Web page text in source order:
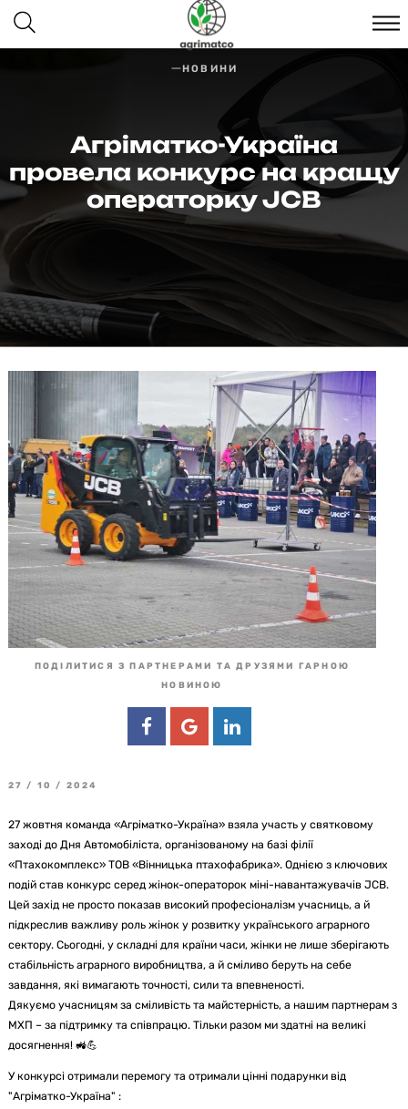
НОВИНИ
Агріматко-Україна
провела конкурс на кращу
операторку JCB
ПОДІЛИТИСЯ З ПАРТНЕРАМИ ТА ДРУЗЯМИ ГАРНОЮ
НОВИНОЮ
27 / 10 / 2024
27 жовтня команда «Агріматко-Україна» взяла участь у святковому
заході до Дня Автомобіліста, організованому на базі філії
«Птахокомплекс» ТОВ «Вінницька птахофабрика». Однією з ключових
подій став конкурс серед жінок-операторок міні-навантажувачів JCB.
Цей захід не просто показав високий професіоналізм учасниць, а й
підкреслив важливу роль жінок у розвитку українського аграрного
сектору. Сьогодні, у складні для країни часи, жінки не лише зберігають
стабільність аграрного виробництва, а й сміливо беруть на себе
завдання, які вимагають точності, сили та впевненості.
Дякуємо учасницям за сміливість та майстерність, а нашим партнерам з
МХП – за підтримку та співпрацю. Тільки разом ми здатні на великі
досягнення! 🚜💪
У конкурсі отримали перемогу та отримали цінні подарунки від
"Агріматко-Україна" :